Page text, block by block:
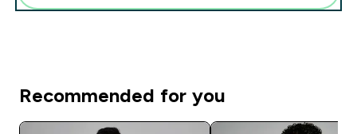
Recommended for you